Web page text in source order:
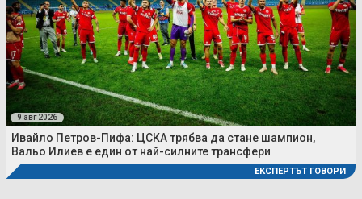
9 авг 2026
Ивайло Петров-Пифа: ЦСКА трябва да стане шампион,
Вальо Илиев е един от най-силните трансфери
ЕКСПЕРТЪТ ГОВОРИ